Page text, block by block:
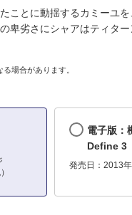
ことに動揺するカミーユ
卑劣さにシャアはティタ
場合があります。
電子版：
Define 3
発売日：2013